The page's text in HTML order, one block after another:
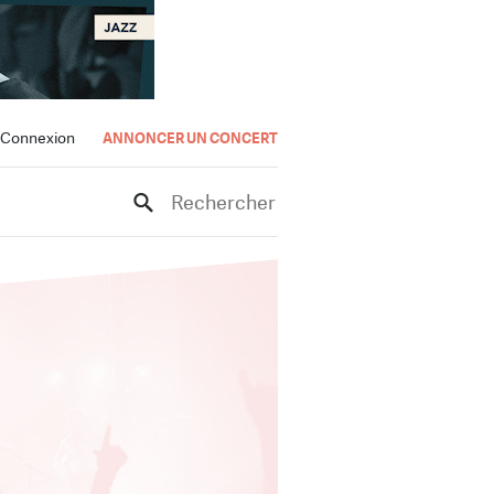
Connexion ANNONCER UN CONCERT
Rechercher